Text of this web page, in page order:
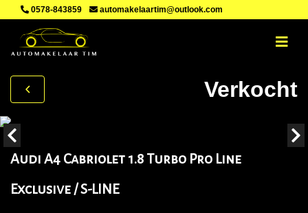
0578-843859 automakelaartim@outlook.com
Verkocht
Audi A4 Cabriolet 1.8 Turbo Pro Line
Exclusive / S-LINE